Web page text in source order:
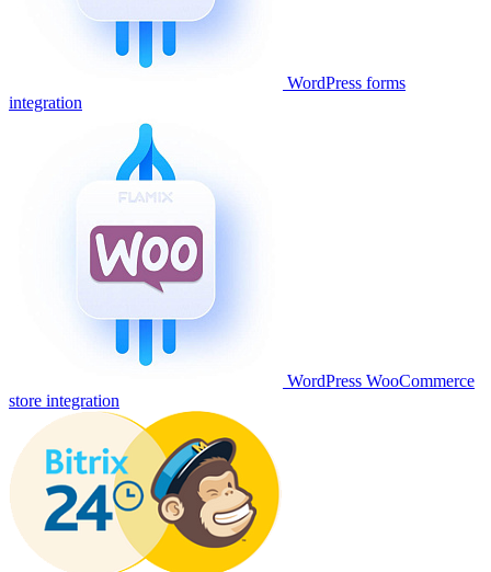
WordPress forms
integration
WordPress WooCommerce
store integration